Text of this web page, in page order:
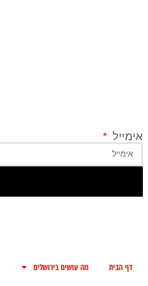
אימייל
דף הבית מה עושים בירושלים